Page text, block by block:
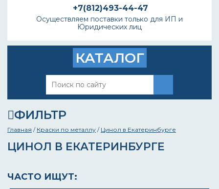
+7(812)493-44-47
Осуществляем поставки только для ИП и
Юридических лиц
КАТАЛОГ
ФИЛЬТР
Главная / Краски по металлу / Цинол в Екатеринбурге
ЦИНОЛ В ЕКАТЕРИНБУРГЕ
ЧАСТО ИЩУТ: